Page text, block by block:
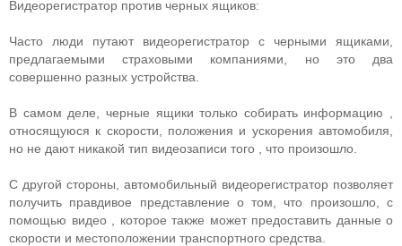
Видеорегистратор против черных ящиков:
Часто люди путают видеорегистратор с черными ящиками,
предлагаемыми страховыми компаниями, но это два
совершенно разных устройства.
В самом деле, черные ящики только собирать информацию ,
относящуюся к скорости, положения и ускорения автомобиля,
но не дают никакой тип видеозаписи того , что произошло.
С другой стороны, автомобильный видеорегистратор позволяет
получить правдивое представление о том, что произошло, с
помощью видео , которое также может предоставить данные о
скорости и местоположении транспортного средства.